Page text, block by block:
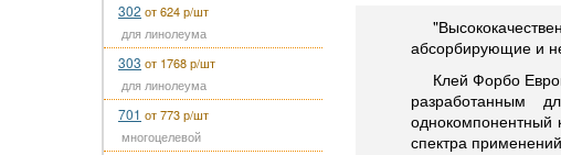
302 от 624 р/шт
для линолеума
303 от 1768 р/шт
для линолеума
701 от 773 р/шт
многоцелевой
абсорбирующие и
Клей Форбо
разработанным
однокомпонентный
спектра